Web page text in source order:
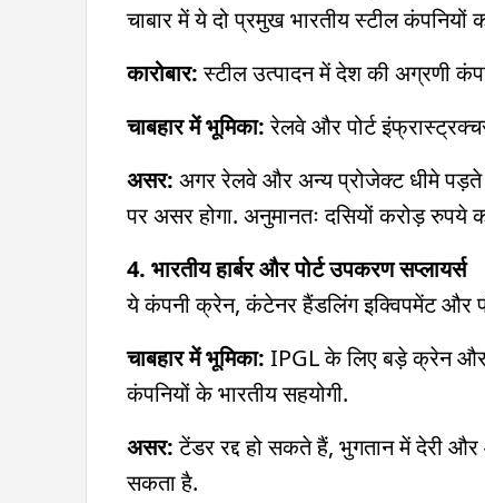
चाबार में ये दो प्रमुख भारतीय स्टील कंपनियों
कारोबार:स्टील उत्पादन में देश की अग्रणी
चाबहार में भूमिका:रेलवे और पोर्ट
असर: अगर रेलवे और अन्य प्रोजेक्ट धीमे
पर असर होगा. अनुमानतः दसियों करोड़
4. भारतीय हार्बर और पोर्ट उपकरण सप्लायर्स
ये कंपनी क्रेन, कंटेनर हैंडलिंग इक्विपमेंट और
चाबहार में भूमिका: IPGL के लिए बड़े क्रेन और
कंपनियों के भारतीय सहयोगी.
असर:टेंडर रद्द हो सकते हैं, भुगतान में देरी
सकता है.